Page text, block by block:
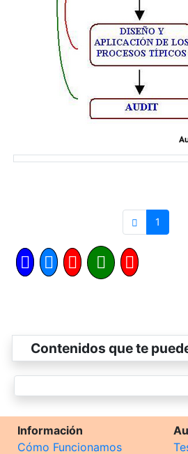
1
Contenidos que te
Información
Cómo Funcionamos